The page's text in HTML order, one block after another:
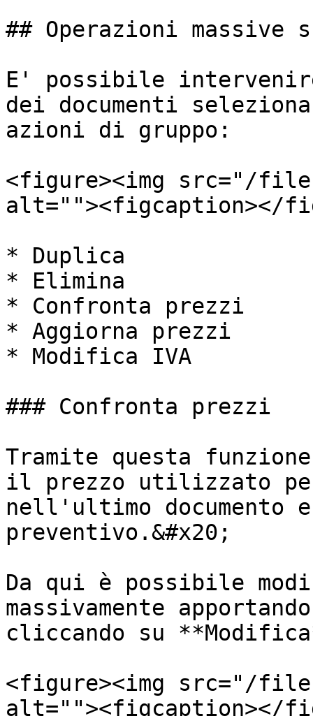
## Operazioni massive
E' possibile
dei documenti
azioni di gruppo:
<figure><img src="/
alt=""><figcaption></
* Duplica
* Elimina
* Confronta prezzi
* Aggiorna prezzi
* Modifica IVA
### Confronta prezzi
Tramite questa
il prezzo utilizzato
nell'ultimo documento
preventivo.&#x20;
Da qui è possibile
massivamente
cliccando su
<figure><img src="/files/
alt=""><figcaption></